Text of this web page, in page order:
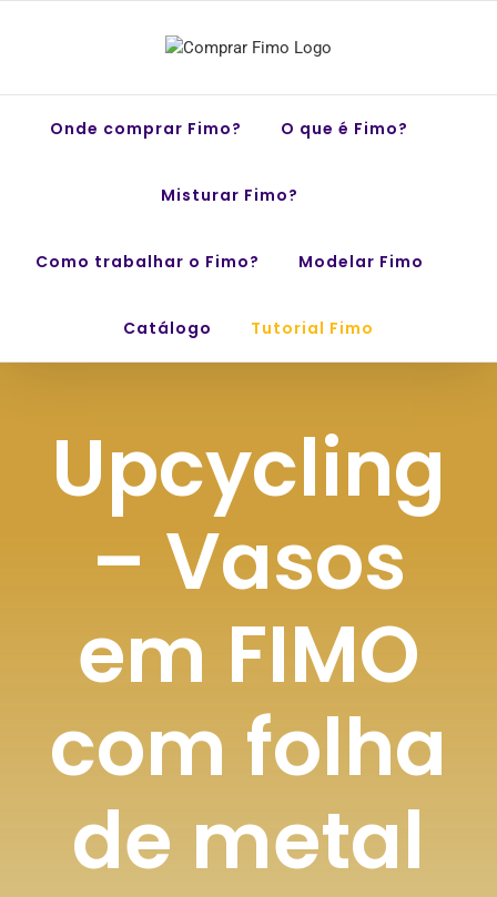
Onde comprar Fimo? O que é Fimo?
Misturar Fimo?
Como trabalhar o Fimo? Modelar Fimo
Catálogo Tutorial Fimo
Upcycling
– Vasos
em FIMO
com folha
de metal